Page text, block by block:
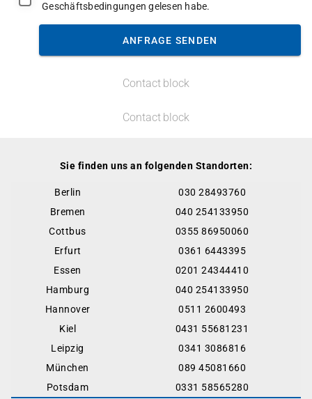
Geschäftsbedingungen gelesen habe.
ANFRAGE SENDEN
Contact block
Contact block
Sie finden uns an folgenden Standorten:
Berlin
030 28493760
Bremen
040 254133950
Cottbus
0355 86950060
Erfurt
0361 6443395
Essen
0201 24344410
Hamburg
040 254133950
Hannover
0511 2600493
Kiel
0431 55681231
Leipzig
0341 3086816
München
089 45081660
Potsdam
0331 58565280